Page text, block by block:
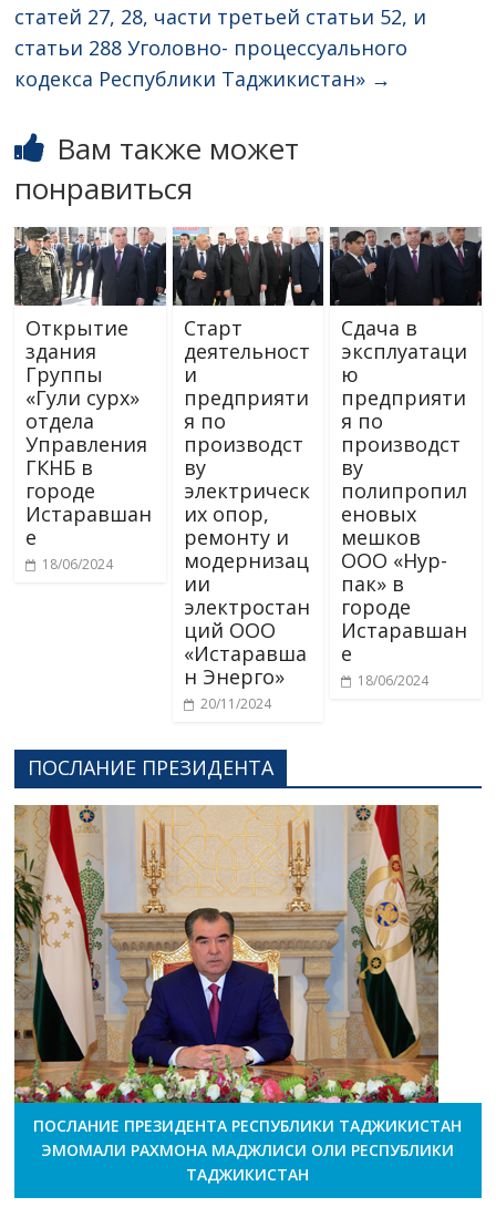
статей 27, 28, части третьей статьи 52, и
статьи 288 Уголовно- процессуального
кодекса Республики Таджикистан» →
Вам также может
понравиться
Открытие
здания
Группы
«Гули сурх»
отдела
Управления
ГКНБ в
городе
Истаравшан
е
18/06/2024
Старт
деятельност
и
предприяти
я по
производст
ву
электрическ
их опор,
ремонту и
модернизац
ии
электростан
ций ООО
«Истаравша
н Энерго»
20/11/2024
Сдача в
эксплуатаци
ю
предприяти
я по
производст
ву
полипропил
еновых
мешков
ООО «Нур-
пак» в
городе
Истаравшан
е
18/06/2024
ПОСЛАНИЕ ПРЕЗИДЕНТА
ПОСЛАНИЕ ПРЕЗИДЕНТА РЕСПУБЛИКИ ТАДЖИКИСТАН
ЭМОМАЛИ РАХМОНА МАДЖЛИСИ ОЛИ РЕСПУБЛИКИ
ТАДЖИКИСТАН